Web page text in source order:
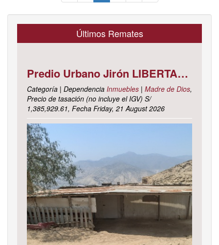
Últimos Remates
Predio Urbano Jirón LIBERTAD Mz. 5-H, Lote 23, TAMBOPATA - TAMBOPATA - MADRE DE DIOS ; cuyo dominio corre inscrito en la partida electrónica N° 07001561 del registro de propiedad inmueble de la ZONA REGISTRAL N° X, SEDE CUSCO, OFICINA REGISTRAL MADRE DE D
Categoría | Dependencia Inmuebles | Madre de Dios,
Precio de tasación (no incluye el IGV) S/
1,385,929.61, Fecha Friday, 21 August 2026